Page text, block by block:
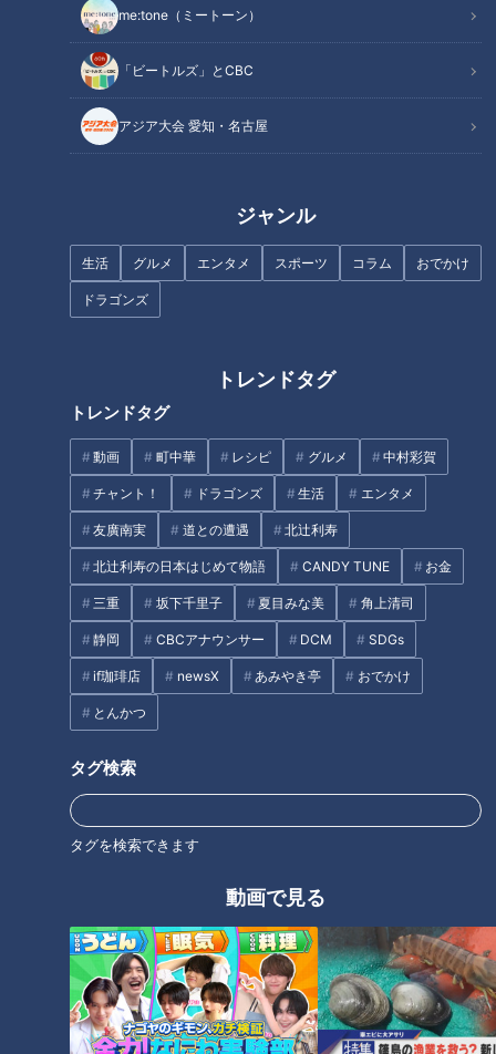
me:tone（ミートーン）
「ビートルズ」とCBC
アジア大会 愛知・名古屋
ジャンル
生活 グルメ エンタメ スポーツ コラム おでかけ
ドラゴンズ
トレンドタグ
トレンドタグ
動画 町中華 レシピ グルメ 中村彩賀
チャント！ ドラゴンズ 生活 エンタメ
友廣南実 道との遭遇 北辻利寿
北辻利寿の日本はじめて物語 CANDY TUNE お金
三重 坂下千里子 夏目みな美 角上清司
静岡 CBCアナウンサー DCM SDGs
if珈琲店 newsX あみやき亭 おでかけ
とんかつ
タグ検索
タグを検索できます
動画で見る
フランス人は菓子店「シャトレ
ーゼ」の店名に顔を赤らめる？
「みたらし」じゃないんです！
黒蜜の甘さ引き立つ伊勢市伝統
の銘菓「みつだんご」。三重県
伊勢市でなりゆきグルメ旅
【２つの大家族を徹底比較】個
性的すぎるハンバーグの作り
20歳の魚鱗癬と闘う女性‥成人
泣き叫び逃げ惑う子ども…赤く
染める狐面豊川の奇祭「どんき
祭り」【チャント！】
おうちで“なわとび”上達を目指
せ！「前跳び」＆「二重跳び」
のコツとは？
タグ
エンタメ ちょい足し テレビ番組 ミキ
オススメ関連コンテンツ
大正の日用品から令和のマスク
まで…家に眠る品々「捨てるに
は勿体ない」山あいにひっそり
佇む資料館 展示がスゴすぎた
サバンナ八木、ロケで起こし
た“ガチ奇跡”…牧場の牛に飼い主
の居場所尋ね、普通に教えても
らう 最終的に馬も紹介